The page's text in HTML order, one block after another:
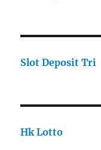
Slot Deposit Tri
Hk Lotto